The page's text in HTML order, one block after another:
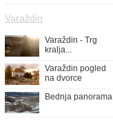
Varaždin
Varaždin - Trg
kralja...
Varaždin pogled
na dvorce
Bednja panorama